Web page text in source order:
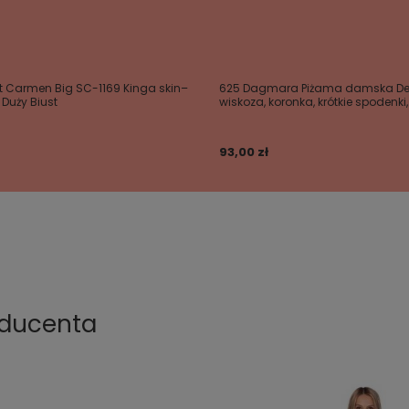
Carmen Big SC-1169 Kinga skin–
Duży Biust
625 Dagmara Piżama damska
wiskoza, koronka, krótkie
93,00 zł